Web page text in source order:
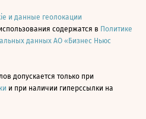
и данные геолокации
содержатся в Политике
данных АО «Бизнес Ньюс
допускается только при
и при наличии гиперссылки на